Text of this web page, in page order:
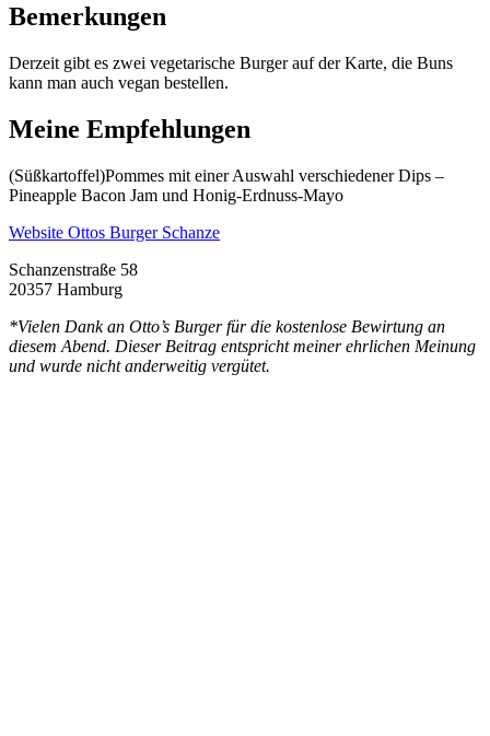
Bemerkungen
Derzeit gibt es zwei vegetarische Burger auf der Karte, die Buns
kann man auch vegan bestellen.
Meine Empfehlungen
(Süßkartoffel)Pommes mit einer Auswahl verschiedener Dips –
Pineapple Bacon Jam und Honig-Erdnuss-Mayo
Website Ottos Burger Schanze
Schanzenstraße 58
20357 Hamburg
*Vielen Dank an Otto’s Burger für die kostenlose Bewirtung an
diesem Abend. Dieser Beitrag entspricht meiner ehrlichen Meinung
und wurde nicht anderweitig vergütet.